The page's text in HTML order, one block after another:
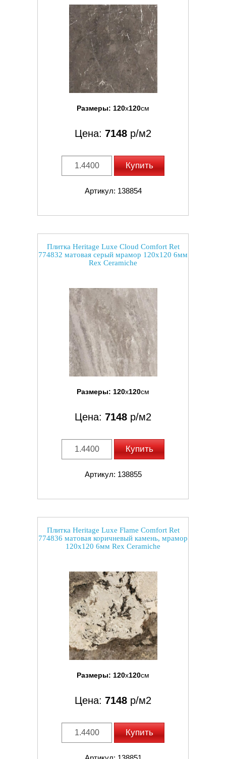
Размеры: 120x120см
Цена: 7148 р/м2
Купить
Артикул: 138854
Плитка Heritage Luxe Cloud Comfort Ret
774832 матовая серый мрамор 120x120 6мм
Rex Ceramiche
Размеры: 120x120см
Цена: 7148 р/м2
Купить
Артикул: 138855
Плитка Heritage Luxe Flame Comfort Ret
774836 матовая коричневый камень, мрамор
120x120 6мм Rex Ceramiche
Размеры: 120x120см
Цена: 7148 р/м2
Купить